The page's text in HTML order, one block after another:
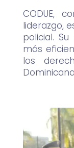
CODUE,
liderazgo,
policial.
más
los